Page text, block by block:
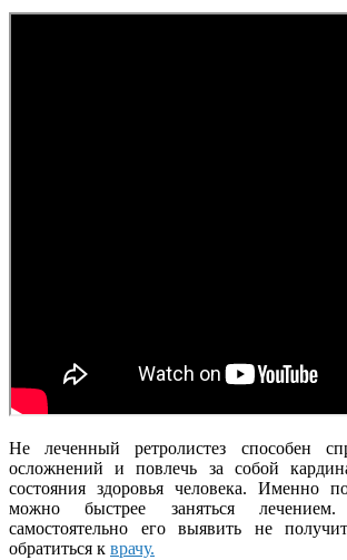
Не леченный ретролистез способен
осложнений и повлечь за собой
состояния здоровья человека. Именно
можно быстрее заняться
самостоятельно его выявить не
обратиться к врачу.